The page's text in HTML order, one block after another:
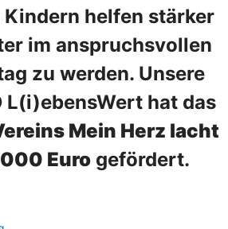
helfen stärker
im anspruchsvollen
zu werden. Unsere
L(i)ebensWert hat das
Mein Herz lacht
Eurogefördert.